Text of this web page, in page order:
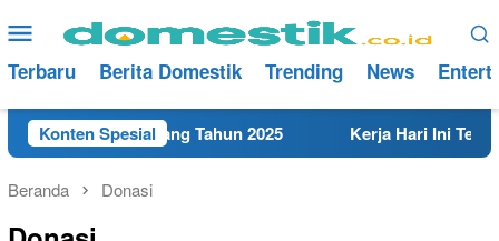
ke
konten
Menu
Mobile
Terbaru Berita Domestik Trending News
Konten Spesial
di Rembang Tahun 2025 Kerja Hari Ini
Beranda Donasi